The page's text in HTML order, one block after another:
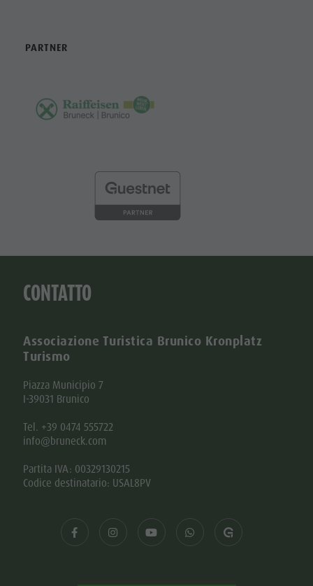
PARTNER
CONTATTO
Associazione Turistica Brunico Kronplatz
Turismo
Piazza Municipio 7
I-39031 Brunico
Tel. +39 0474 555722
info@bruneck.com
Partita IVA: 00329130215
Codice destinatario: USAL8PV